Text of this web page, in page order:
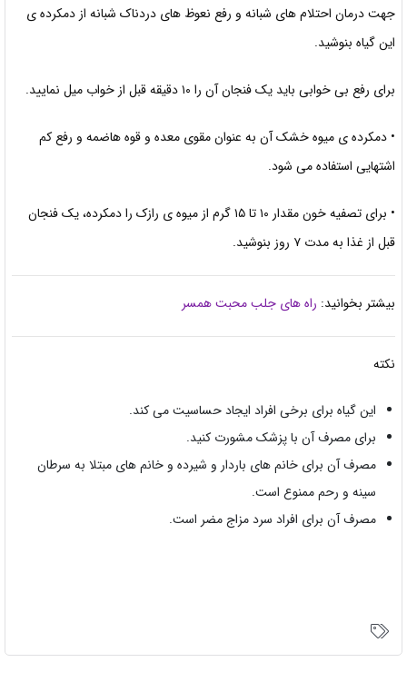
جهت درمان احتلام های شبانه و رفع نعوظ های دردناک شبانه از دمكرده ی
این گیاه بنوشید.
برای رفع بی خوابی باید یک فنجان آن را ۱۰ دقیقه قبل از خواب میل نمایید.
• دمكرده ی میوه خشک آن به عنوان مقوی معده و قوه هاضمه و رفعکم
اشتهایی استفاده می شود.
• برای تصفیه خون مقدار ۱۰ تا ۱۵ گرم از میوه ی رازک را دمکرده، یک
فنجان
قبل از غذا به مدت ۷ روز بنوشید.
بیشتر بخوانید: راه های جلب محبت همسر
نکته
این گیاه برای برخی افراد ایجاد حساسیت می کند.
برای مصرف آن با پزشک مشورت کنید.
مصرف آن برای خانم های باردار و شیرده و خانم های مبتلا به سرطان
سینه و رحم ممنوع است.
مصرف آن برای افراد سرد مزاج مضر است.